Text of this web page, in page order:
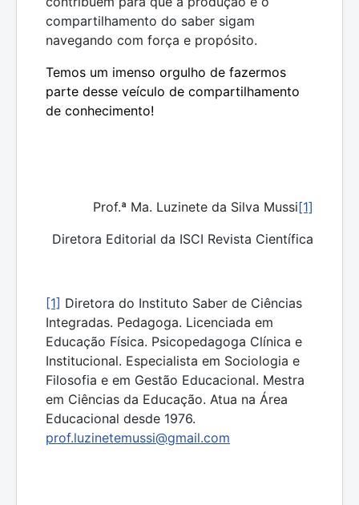
compartilhamento do saber sigam
navegando com força e propósito.
Temos um imenso orgulho de fazermos
parte desse veículo de compartilhamento
de conhecimento!
Prof.ª Ma. Luzinete da Silva Mussi[1]
Diretora Editorial da ISCI Revista Científica
[1] Diretora do Instituto Saber de Ciências
Integradas. Pedagoga. Licenciada em
Educação Física. Psicopedagoga Clínica e
Institucional. Especialista em Sociologia e
Filosofia e em Gestão Educacional. Mestra
em Ciências da Educação. Atua na Área
Educacional desde 1976.
prof.luzinetemussi@gmail.com